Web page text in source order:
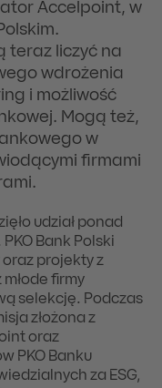
Accelpoint, w
teraz liczyć na
wdrożenia
i możliwość
Mogą też,
w
firmami
udział ponad
Bank Polski
oraz projekty z
firmy
selekcję. Podczas
złożona z
oraz
PKO Banku
za ESG,